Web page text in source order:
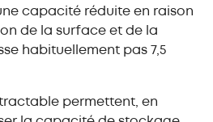
capacité réduite en raison
de la surface et de la
habituellement pas 7,5
permettent, en